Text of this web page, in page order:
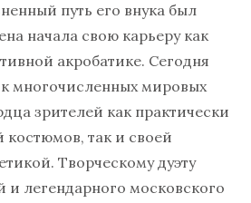
путь его внука был
начала свою карьеру как
акробатике. Сегодня
многочисленных мировых
зрителей как практически
костюмов, так и своей
Творческому дуэту
и легендарного московского